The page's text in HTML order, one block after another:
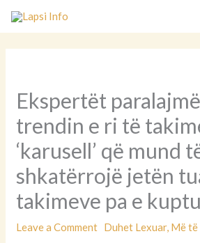
Ekspertët
trendin e ri të
‘karusell’ që mund
shkatërrojë jetën
takimeve pa e
Leave a Comment Duhet Lexuar, Më